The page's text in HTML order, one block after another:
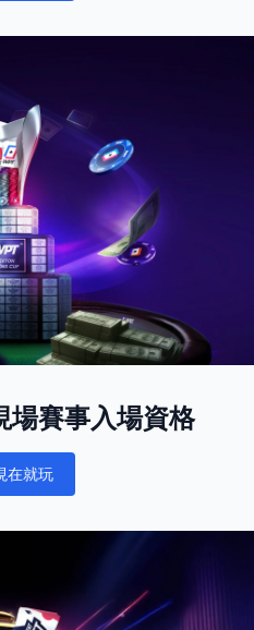
場賽事入場資格
在就玩